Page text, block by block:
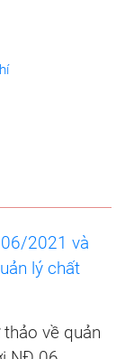
2021 và
lý chất
về quản